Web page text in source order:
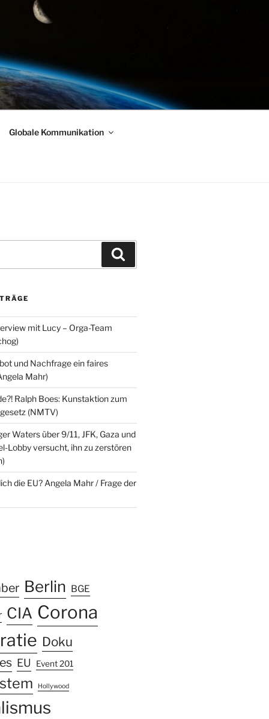
Globale Kommunikation
mit Lucy – Orga-Team
und Nachfrage ein faires
Mahr)
Ralph Boes: Kunstaktion zum
(NMTV)
Waters über 9/11, JFK, Gaza und
Lobby versucht, ihn zu zerstören
die EU? Angela Mahr / Frage der
Berlin BGE
CIA Corona
Doku
EU Event 201
Hollywood